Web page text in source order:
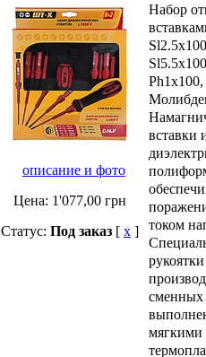
описание и фото
Цена: 1'077,00 грн
Статус: Под заказ [ x ]
Набор
вставки
током
сменных
мягкими